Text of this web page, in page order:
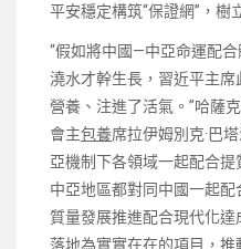
平安穩定構筑“保證網”，樹
“假如將中國—中亞命運配
澆水才幹生長，習近平主
營養、注進了活氣。”哈薩
會主包養席拉伊姆別克·巴
亞機制下各領域一起配合提
中亞地區都對同中國一起
質量發展推進配合現代化
落地為實實在在的項目，